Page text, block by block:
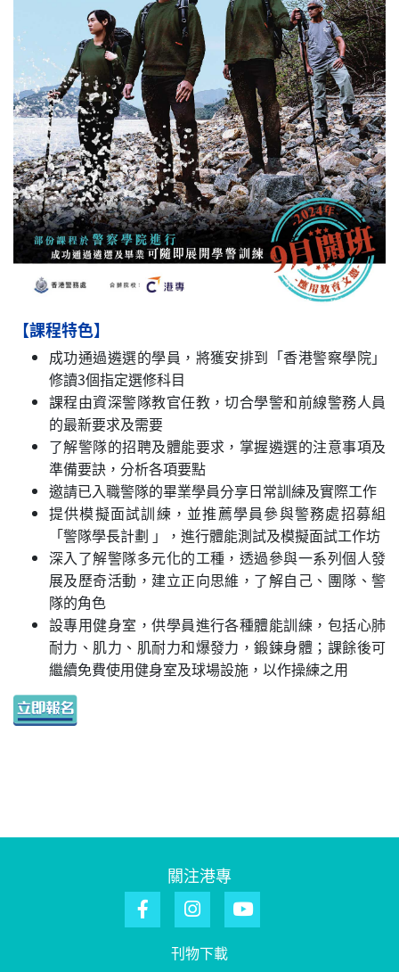
【課程特色】
成功通過遴選的學員，將獲安排到「香港警察學院」
修讀3個指定選修科目
課程由資深警隊教官任教，切合學警和前線警務人員
的最新要求及需要
了解警隊的招聘及體能要求，掌握遴選的注意事項及
準備要訣，分析各項要點
邀請已入職警隊的畢業學員分享日常訓練及實際工作
提供模擬面試訓練，並推薦學員參與警務處招募組
「警隊學長計劃 」，進行體能測試及模擬面試工作坊
深入了解警隊多元化的工種，透過參與一系列個人發
展及歷奇活動，建立正向思維，了解自己、團隊、警
隊的角色
設專用健身室，供學員進行各種體能訓練，包括心肺
耐力、肌力、肌耐力和爆發力，鍛鍊身體；課餘後可
繼續免費使用健身室及球場設施，以作操練之用
關注港專
刊物下載